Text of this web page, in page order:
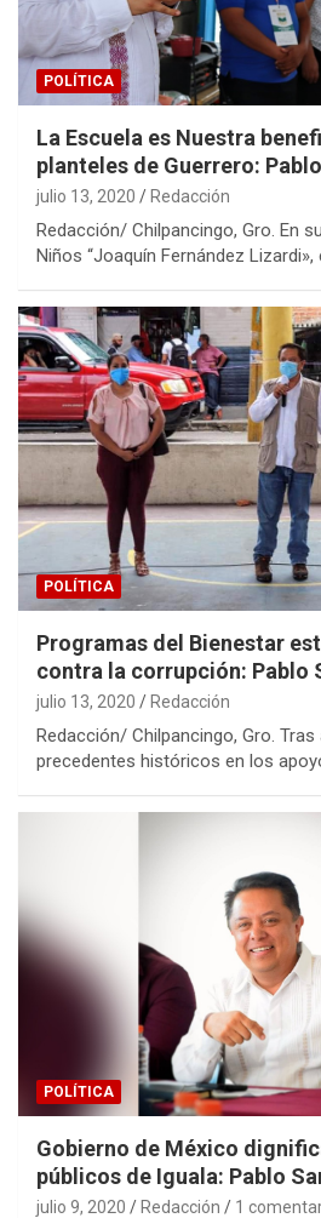
POLÍTICA
La Escuela es Nuestra
planteles de Guerrero:
julio 13, 2020 Redacción
Redacción/ Chilpancingo, Gro. En
Niños “Joaquín Fernández
POLÍTICA
Programas del Bienestar
contra la corrupción: Pablo
julio 13, 2020 Redacción
Redacción/ Chilpancingo, Gro.
precedentes históricos en los
POLÍTICA
Gobierno de México
públicos de Iguala: Pablo
julio 9, 2020 Redacción 1